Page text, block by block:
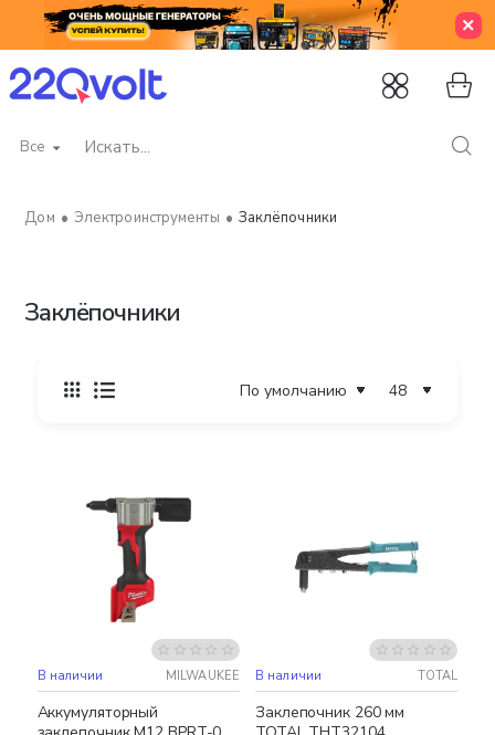
Все
Искать...
Заклёпочники
Электроинструменты Заклёпочники
Бесплатная доставка
В наличии MILWAUKEE
Аккумуляторный
В наличии TOTAL
Заклепочник 260 мм